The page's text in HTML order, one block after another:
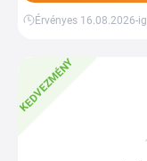
Érvényes 16.08.2026-ig
KEDVEZMÉNY